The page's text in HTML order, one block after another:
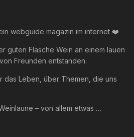
webguide magazin im internet ❤️
guten Flasche Wein an einem lauen
Freunden entstanden.
Leben, über Themen, die uns
– von allem etwas …